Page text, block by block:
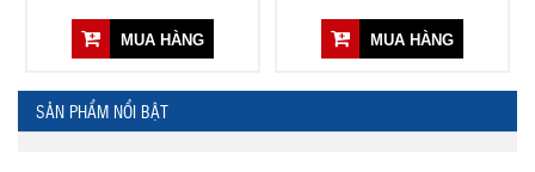
MUA HÀNG MUA HÀNG
SẢN PHẨM NỔI BẬT